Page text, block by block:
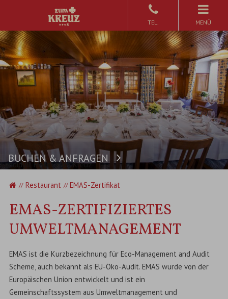
MENÜ
Landidyll Hotel zum Kreuz
BUCHEN & ANFRAGEN Buchen
Startseite
Restaurant EMAS-Zertifikat
EMAS-ZERTIFIZIERTES
UMWELTMANAGEMENT
EMAS ist die Kurzbezeichnung für Eco-Management and Audit
Scheme, auch bekannt als EU-Öko-Audit. EMAS wurde von der
Europäischen Union entwickelt und ist ein
Gemeinschaftssystem aus Umweltmanagement und